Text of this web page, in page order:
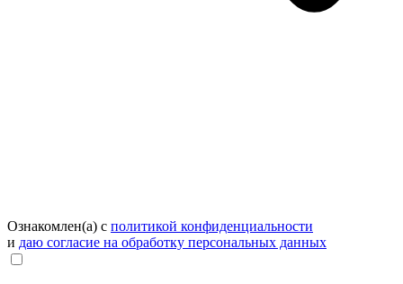
Ознакомлен(а) с политикой конфиденциальности
и даю согласие на обработку персональных данных